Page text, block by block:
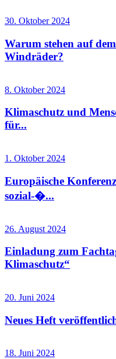
30. Oktober 2024
Warum stehen auf
Windräder?
8. Oktober 2024
Klimaschutz und
für...
1. Oktober 2024
Europäische
sozial-�...
26. August 2024
Einladung zum
Klimaschutz“
20. Juni 2024
Neues Heft
18. Juni 2024